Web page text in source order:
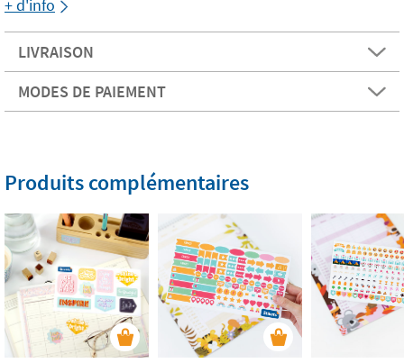
+ d'info
LIVRAISON
MODES DE PAIEMENT
Produits complémentaires